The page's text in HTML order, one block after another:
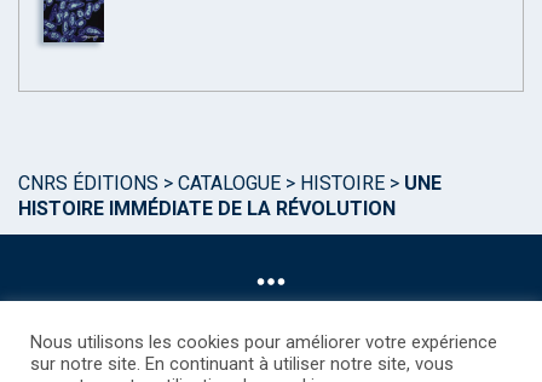
CNRS ÉDITIONS > CATALOGUE > HISTOIRE > UNE
HISTOIRE IMMÉDIATE DE LA RÉVOLUTION
Nous utilisons les cookies pour améliorer votre expérience
sur notre site. En continuant à utiliser notre site, vous